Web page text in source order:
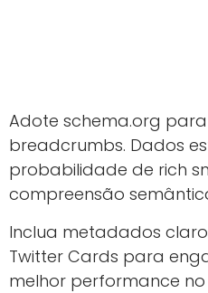
Adote schema.org para
breadcrumbs. Dados
probabilidade de rich
compreensão
Inclua metadados
Twitter Cards para
melhor performance no